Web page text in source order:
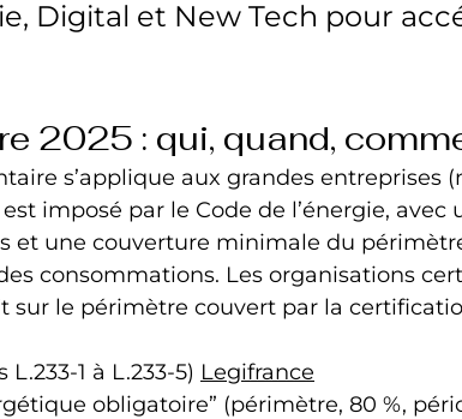
Digital et New Tech pour
2025 : qui, quand,
s’applique aux grandes entreprises
est imposé par le Code de l’énergie, avec
et une couverture minimale du
consommations. Les organisations
sur le périmètre couvert par la
à L.233‑5) Legifrance
obligatoire” (périmètre, 80 %,